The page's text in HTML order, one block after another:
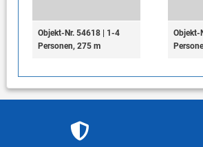
Objekt-Nr. 54618 | 1-4
Personen, 275 m
Objekt-